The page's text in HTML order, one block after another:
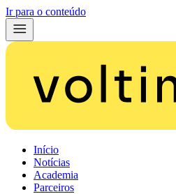
Ir para o conteúdo
Início
Notícias
Academia
Parceiros